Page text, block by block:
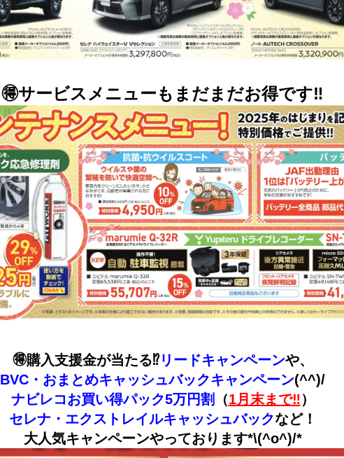
🉐サービスメニューもまだまだお得です‼︎
🉐購入支援金が当たる⁉︎リードキャンペーンや、
BVC・おまとめキャッシュバックキャンペーン(^^)/
ナビレコお買い得パック5万円割
（1月末まで‼︎）
セレナ・エクストレイルキャッシュバックなど！
大人気キャンペーンやっております*\(^o^)/*